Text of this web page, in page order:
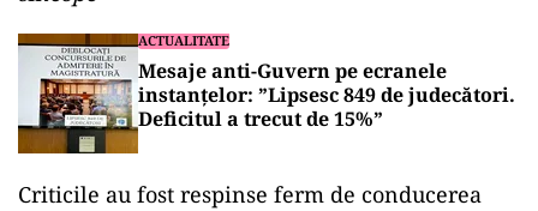
ACTUALITATE
Mesaje anti-Guvern pe ecranele
instanțelor: ”Lipsesc 849 de judecători.
Deficitul a trecut de 15%”
Criticile au fost respinse ferm de conducerea